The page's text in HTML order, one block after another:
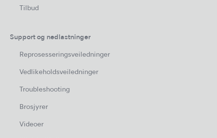
Tilbud
Support og nedlastninger
Reprosesseringsveiledninger
Vedlikeholdsveiledninger
Troubleshooting
Brosjyrer
Videoer